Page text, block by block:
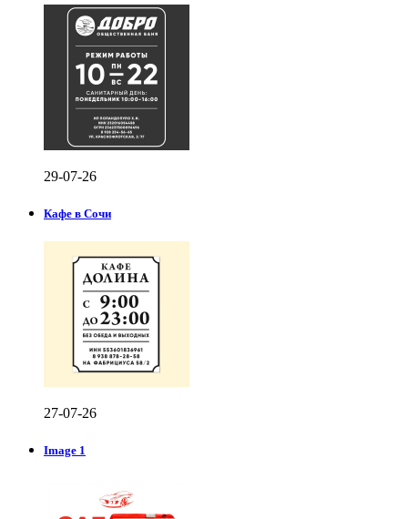
29-07-26
Кафе в Сочи
27-07-26
Image 1